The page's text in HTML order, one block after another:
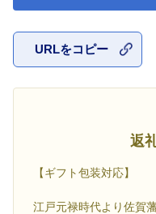
URLをコピー
返
【ギフト包装対応】
江戸元禄時代より佐賀